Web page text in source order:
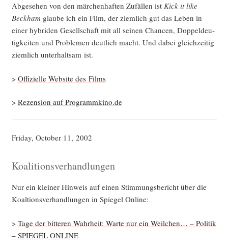
Abge­se­hen von den mär­chen­haf­ten Zufäl­len ist Kick it like
Beck­hamglau­be ich ein Film, der ziem­lich gut das Leben in
einer hybri­den Gesell­schaft mit all sei­nen Chan­cen, Dop­pel­deu­
tig­kei­ten und Pro­ble­men deut­lich macht. Und dabei gleich­zei­tig
ziem­lich unter­halt­sam ist.
> Offi­zi­el­le Web­site des Films
> Rezen­si­on auf Programmkino.de
Fri­day, Octo­ber 11, 2002
Koalitionsverhandlungen
Nur ein klei­ner Hin­weis auf einen Stim­mungs­be­richt über die
Koal­ti­ons­ver­hand­lun­gen in Spie­gel Online:
> Tage der bit­te­ren Wahr­heit: War­te nur ein Weil­chen… – Poli­tik
– SPIEGEL ONLINE